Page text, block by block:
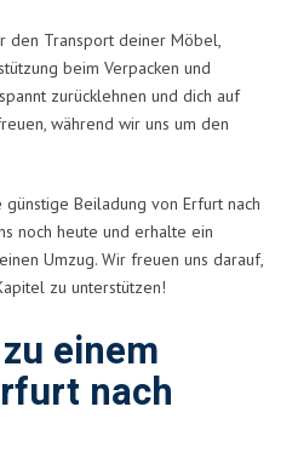
den Transport deiner Möbel,
beim Verpacken und
zurücklehnen und dich auf
während wir uns um den
Beiladung von Erfurt nach
noch heute und erhalte ein
Umzug. Wir freuen uns darauf,
zu unterstützen!
einem
nach